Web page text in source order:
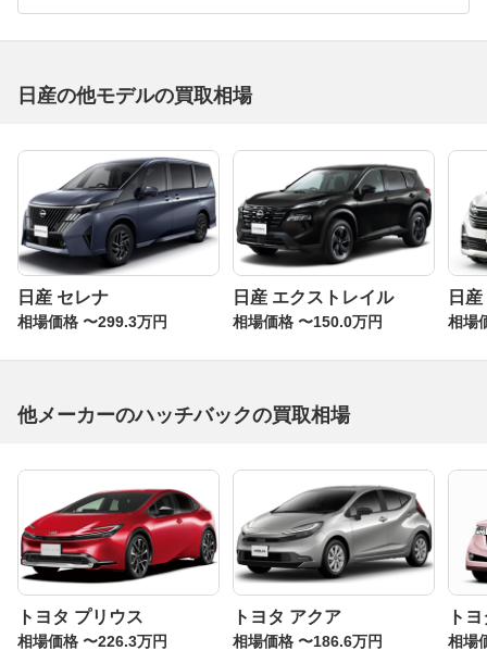
日産の他モデルの買取相場
日産 セレナ
相場価格 〜299.3万円
日産 エクストレイル
相場価格 〜150.0万円
日
相場
他メーカーのハッチバックの買取相場
トヨタ プリウス
相場価格 〜226.3万円
トヨタ アクア
相場価格 〜186.6万円
ト
相場